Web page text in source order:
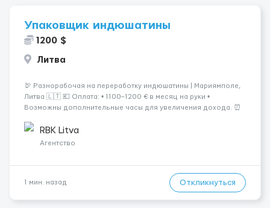
Упаковщик индюшатины
1200 $
Литва
🦃 Разнорабочая на переработку индюшатины | Мариямполе,
Литва 🇱🇹 💶 Оплата: • 1100–1200 € в месяц на руки •
Возможны дополнительные часы для увеличения дохода. ⏰
с 06:00 (иногда с 07:00...
RBK Litva
Агентство
1 мин. назад Откликнуться